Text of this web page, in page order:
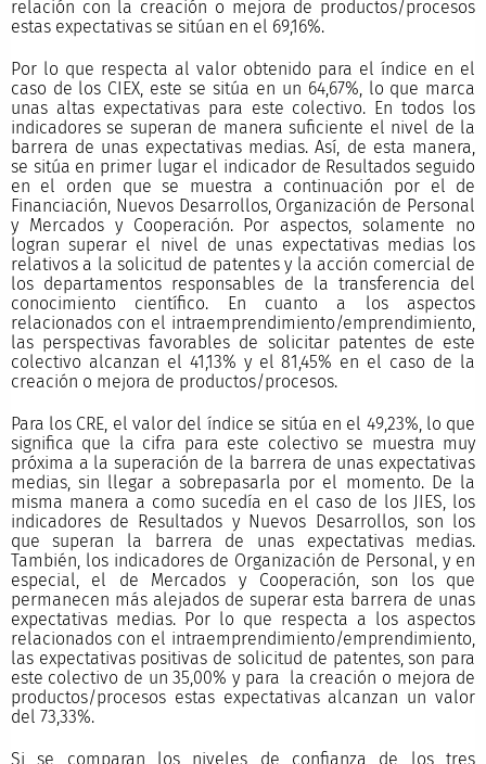
relación con la creación o mejora de productos/procesos
estas expectativas se sitúan en el 69,16%.
Por lo que respecta al valor obtenido para el índice en el
caso de los CIEX, este se sitúa en un 64,67%, lo que marca
unas altas expectativas para este colectivo. En todos los
indicadores se superan de manera suficiente el nivel de la
barrera de unas expectativas medias. Así, de esta manera,
se sitúa en primer lugar el indicador de Resultados seguido
en el orden que se muestra a continuación por el de
Financiación, Nuevos Desarrollos, Organización de Personal
y Mercados y Cooperación. Por aspectos, solamente no
logran superar el nivel de unas expectativas medias los
relativos a la solicitud de patentes y la acción comercial de
los departamentos responsables de la transferencia del
conocimiento científico. En cuanto a los aspectos
relacionados con el intraemprendimiento/emprendimiento,
las perspectivas favorables de solicitar patentes de este
colectivo alcanzan el 41,13% y el 81,45% en el caso de la
creación o mejora de productos/procesos.
Para los CRE, el valor del índice se sitúa en el 49,23%, lo que
significa que la cifra para este colectivo se muestra muy
próxima a la superación de la barrera de unas expectativas
medias, sin llegar a sobrepasarla por el momento. De la
misma manera a como sucedía en el caso de los JIES, los
indicadores de Resultados y Nuevos Desarrollos, son los
que superan la barrera de unas expectativas medias.
También, los indicadores de Organización de Personal, y en
especial, el de Mercados y Cooperación, son los que
permanecen más alejados de superar esta barrera de unas
expectativas medias. Por lo que respecta a los aspectos
relacionados con el intraemprendimiento/emprendimiento,
las expectativas positivas de solicitud de patentes, son para
este colectivo de un 35,00% y para la creación o mejora de
productos/procesos estas expectativas alcanzan un valor
del 73,33%.
Si se comparan los niveles de confianza de los tres